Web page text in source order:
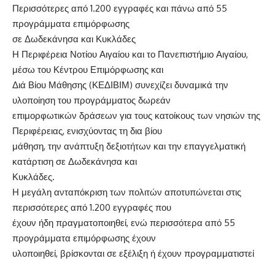
Περισσότερες από 1.200 εγγραφές και πάνω από 55
προγράμματα επιμόρφωσης
σε Δωδεκάνησα και Κυκλάδες
Η Περιφέρεια Νοτίου Αιγαίου και το Πανεπιστήμιο Αιγαίου,
μέσω του Κέντρου Επιμόρφωσης και
Διά Βίου Μάθησης (ΚΕΔΙΒΙΜ) συνεχίζει δυναμικά την
υλοποίηση του προγράμματος δωρεάν
επιμορφωτικών δράσεων για τους κατοίκους των νησιών της
Περιφέρειας, ενισχύοντας τη δια βίου
μάθηση, την ανάπτυξη δεξιοτήτων και την επαγγελματική
κατάρτιση σε Δωδεκάνησα και
Κυκλάδες.
Η μεγάλη ανταπόκριση των πολιτών αποτυπώνεται στις
περισσότερες από 1.200 εγγραφές που
έχουν ήδη πραγματοποιηθεί, ενώ περισσότερα από 55
προγράμματα επιμόρφωσης έχουν
υλοποιηθεί, βρίσκονται σε εξέλιξη ή έχουν προγραμματιστεί